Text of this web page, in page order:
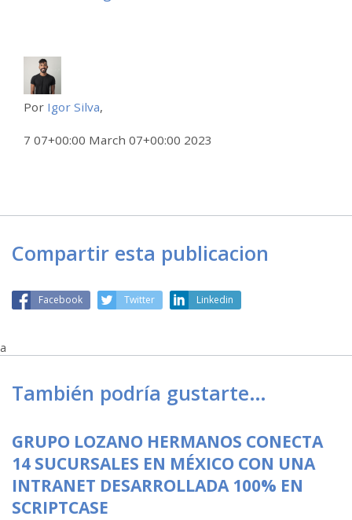
Por Igor Silva,
7 07+00:00 March 07+00:00 2023
Compartir esta publicacion
Facebook Twitter Linkedin
a
También podría gustarte…
GRUPO LOZANO HERMANOS CONECTA
14 SUCURSALES EN MÉXICO CON UNA
INTRANET DESARROLLADA 100% EN
SCRIPTCASE